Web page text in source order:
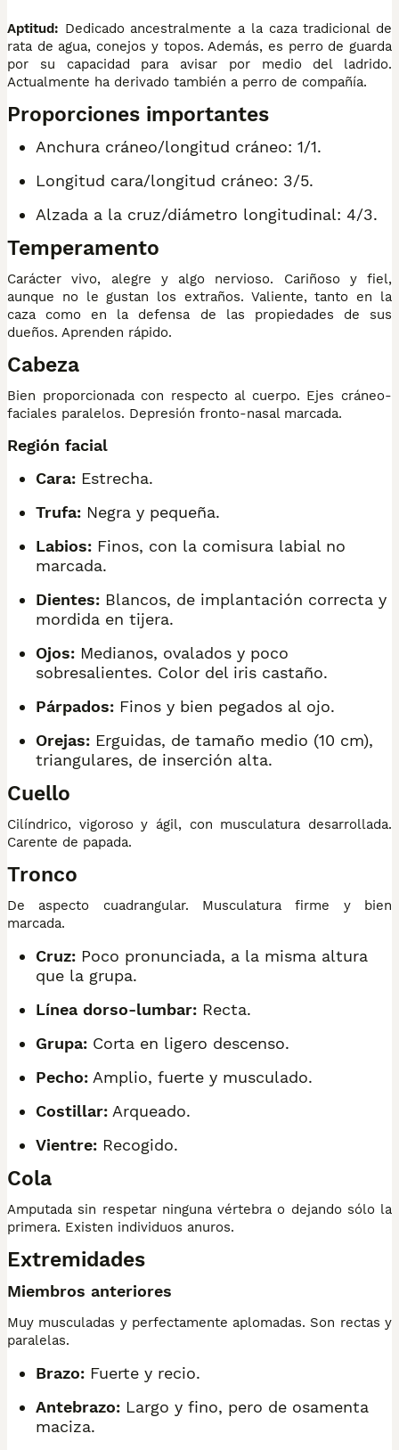
Aptitud: Dedicado ancestralmente a la caza tradicional de
rata de agua, conejos y topos. Además, es perro de guarda
por su capacidad para avisar por medio del ladrido.
Actualmente ha derivado también a perro de compañía.
Proporciones importantes
Anchura cráneo/longitud cráneo: 1/1.
Longitud cara/longitud cráneo: 3/5.
Alzada a la cruz/diámetro longitudinal: 4/3.
Temperamento
Carácter vivo, alegre y algo nervioso. Cariñoso y fiel,
aunque no le gustan los extraños. Valiente, tanto en la
caza como en la defensa de las propiedades de sus
dueños. Aprenden rápido.
Cabeza
Bien proporcionada con respecto al cuerpo. Ejes cráneo-
faciales paralelos. Depresión fronto-nasal marcada.
Región facial
Cara: Estrecha.
Trufa: Negra y pequeña.
Labios: Finos, con la comisura labial no
marcada.
Dientes: Blancos, de implantación correcta y
mordida en tijera.
Ojos: Medianos, ovalados y poco
sobresalientes. Color del iris castaño.
Párpados: Finos y bien pegados al ojo.
Orejas: Erguidas, de tamaño medio (10 cm),
triangulares, de inserción alta.
Cuello
Cilíndrico, vigoroso y ágil, con musculatura desarrollada.
Carente de papada.
Tronco
De aspecto cuadrangular. Musculatura firme y bien
marcada.
Cruz: Poco pronunciada, a la misma altura
que la grupa.
Línea dorso-lumbar: Recta.
Grupa: Corta en ligero descenso.
Pecho: Amplio, fuerte y musculado.
Costillar: Arqueado.
Vientre: Recogido.
Cola
Amputada sin respetar ninguna vértebra o dejando sólo la
primera. Existen individuos anuros.
Extremidades
Miembros anteriores
Muy musculadas y perfectamente aplomadas. Son rectas y
paralelas.
Brazo: Fuerte y recio.
Antebrazo: Largo y fino, pero de osamenta
maciza.